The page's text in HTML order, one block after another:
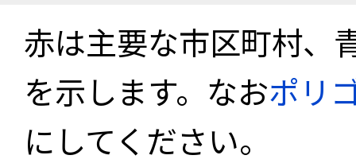
赤は主要な市区町村、
を示します。なおポリ
にしてください。